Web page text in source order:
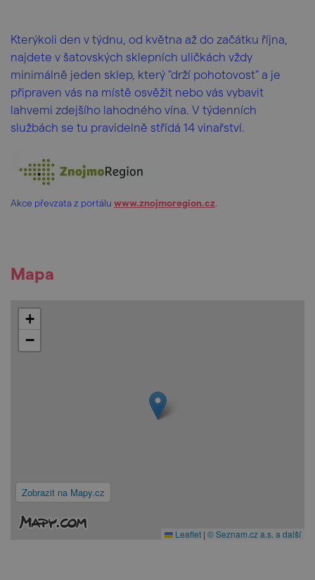
Kterýkoli den v týdnu, od května až do začátku října,
najdete v šatovských sklepních uličkách vždy
minimálně jeden sklep, který "drží pohotovost" a je
připraven vás na místě osvěžit nebo vás vybavit
lahvemi zdejšího lahodného vína. V týdenních
službách se tu pravidelně střídá 14 vinařství.
Akce převzata z portálu www.znojmoregion.cz
Mapa
Zobrazit na Mapy.cz
+
−
Leaflet | © Seznam.cz a.s. a další